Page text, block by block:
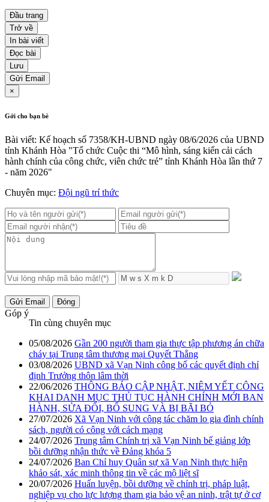
Đầu trang
Trở về
In bài viết
Đọc bài
Lưu
Gửi Email
×
Gởi cho bạn bè
Bài viết: Kế hoạch số 7358/KH-UBND ngày 08/6/2026 của UBND
tỉnh Khánh Hòa "Tổ chức Cuộc thi “Mô hình, sáng kiến cải cách
hành chính của công chức, viên chức trẻ” tỉnh Khánh Hòa lần thứ 7
- năm 2026"
Chuyên mục: Đội ngũ trí thức
Gửi Email Đóng
Góp ý
Tin cùng chuyên mục
05/08/2026 Gần 200 người tham gia thực tập phương án chữa
cháy tại Trung tâm thương mại Quyết Thắng
03/08/2026 UBND xã Vạn Ninh công bố các quyết định chỉ
định Trưởng thôn lâm thời
22/06/2026 THÔNG BÁO CẬP NHẬT, NIÊM YẾT CÔNG
KHAI DANH MỤC THỦ TỤC HÀNH CHÍNH MỚI BAN
HÀNH, SỬA ĐỔI, BỔ SUNG VÀ BỊ BÃI BỎ
27/07/2026 Xã Vạn Ninh với công tác chăm lo gia đình chính
sách, người có công với cách mạng
24/07/2026 Trung tâm Chính trị xã Vạn Ninh bế giảng lớp
bồi dưỡng nhận thức về Đảng khóa 5
24/07/2026 Ban Chỉ huy Quân sự xã Vạn Ninh thực hiện
khảo sát, xác minh thông tin về các mộ liệt sĩ
20/07/2026 Huấn luyện, bồi dưỡng về chính trị, pháp luật,
nghiệp vụ cho lực lượng tham gia bảo vệ an ninh, trật tự ở cơ